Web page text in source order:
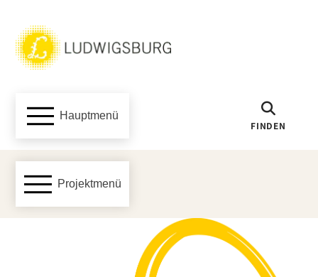
Hauptmenü
FINDEN
Projektmenü